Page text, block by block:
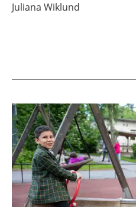
Juliana Wiklund
Aktuella artiklar